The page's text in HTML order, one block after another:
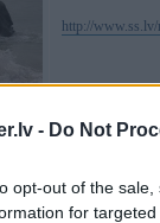
- Do Not
opt-out of the
for
http://
29. Nov 2013,